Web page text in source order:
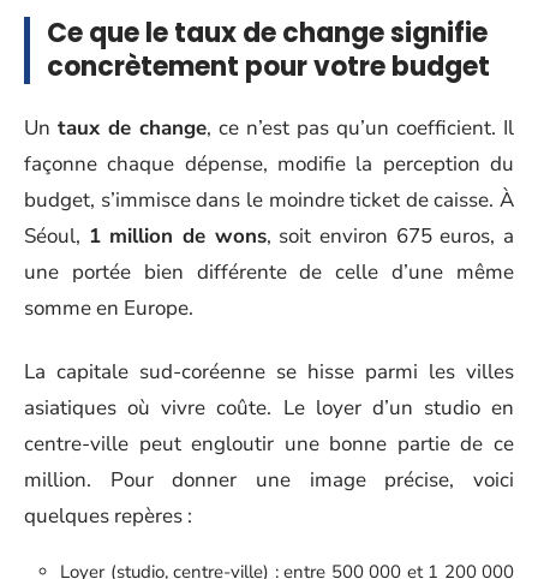
Ce que le taux de change signifie
concrètement pour votre budget
Un taux de change, ce n’est pas qu’un coefficient. Il
façonne chaque dépense, modifie la perception du
budget, s’immisce dans le moindre ticket de caisse. À
Séoul, 1 million de wons, soit environ 675 euros, a
une portée bien différente de celle d’une même
somme en Europe.
La capitale sud-coréenne se hisse parmi les villes
asiatiques où vivre coûte. Le loyer d’un studio en
centre-ville peut engloutir une bonne partie de ce
million. Pour donner une image précise, voici
quelques repères :
Loyer (studio, centre-ville) : entre 500 000 et 1 200 000